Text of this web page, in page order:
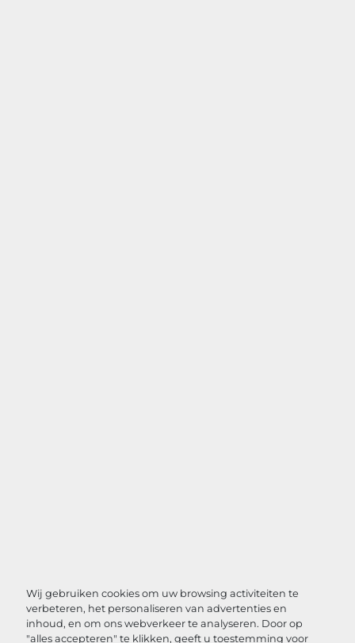
Wij gebruiken cookies om uw browsing activiteiten te
verbeteren, het personaliseren van advertenties en
inhoud, en om ons webverkeer te analyseren. Door op
"alles accepteren" te klikken, geeft u toestemming voor